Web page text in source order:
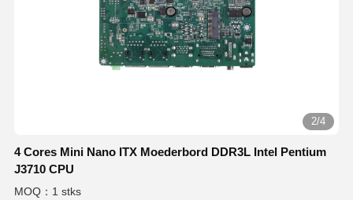
2/4
4 Cores Mini Nano ITX Moederbord DDR3L Intel Pentium
J3710 CPU
MOQ：1 stks